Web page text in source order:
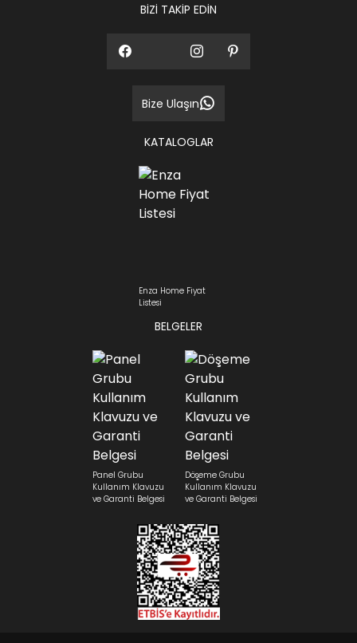
BİZİ TAKİP EDİN
Bize Ulaşın
KATALOGLAR
Enza Home Fiyat
Listesi
BELGELER
Panel Grubu
Kullanım Klavuzu
ve Garanti Belgesi
Döşeme Grubu
Kullanım Klavuzu
ve Garanti Belgesi